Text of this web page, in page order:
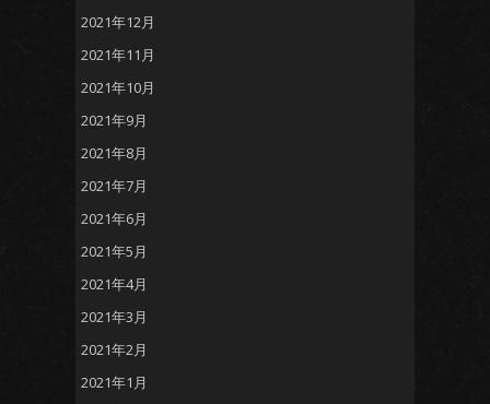
2021年12月
2021年11月
2021年10月
2021年9月
2021年8月
2021年7月
2021年6月
2021年5月
2021年4月
2021年3月
2021年2月
2021年1月